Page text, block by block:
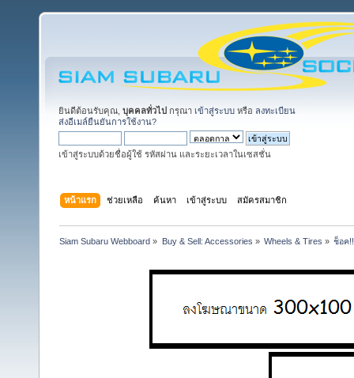
ยินดีต้อนรับคุณ, บุคคลทั่วไป กรุณา เข้าสู่ระบบ หรือ ลงทะเบียน
ส่งอีเมล์ยืนยันการใช้งาน?
เข้าสู่ระบบด้วยชื่อผู้ใช้ รหัสผ่าน และระยะเวลาในเซสชั่น
หน้าแรก ช่วยเหลือ ค้นหา เข้าสู่ระบบ สมัครสมาชิก
Siam Subaru Webboard » Buy & Sell: Accessories » Wheels & Tires » ช็อค